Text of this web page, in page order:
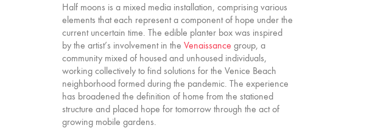
Half moons is a mixed media installation, comprising various
elements that each represent a component of hope under the
current uncertain time. The edible planter box was inspired
by the artist’s involvement in the Venaissance group, a
community mixed of housed and unhoused individuals,
working collectively to find solutions for the Venice Beach
neighborhood formed during the pandemic. The experience
has broadened the definition of home from the stationed
structure and placed hope for tomorrow through the act of
growing mobile gardens.